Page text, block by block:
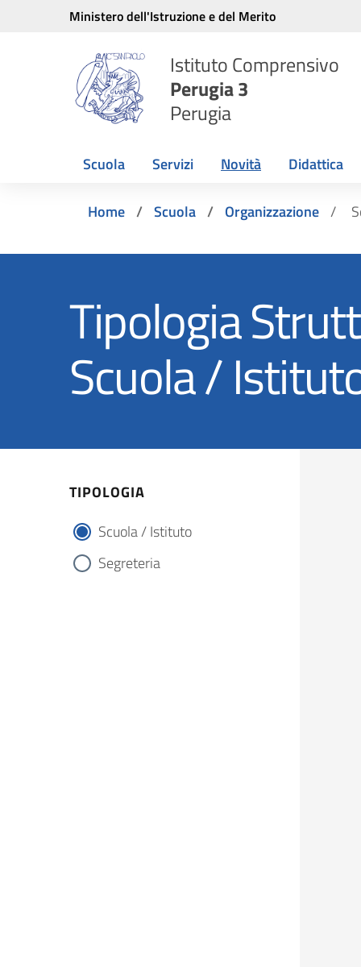
Vai ai contenuti
Vai al menu di navigazione
Ministero dell'Istruzione e del Merito
Istituto Comprensivo
Perugia 3
Perugia
Scuola Servizi Novità Didattica
Home Scuola Organizzazione
Tipologia
Scuola /
TIPOLOGIA
Scuola / Istituto
Segreteria